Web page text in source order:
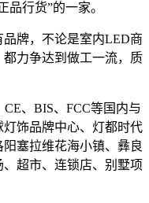
品行货”的一家。
牌，不论是室内LED商
力争达到做工一流，质
、BIS、FCC等国内与
饰品牌中心、灯都时代
塞拉维花海小镇、彝良
超市、连锁店、别墅项